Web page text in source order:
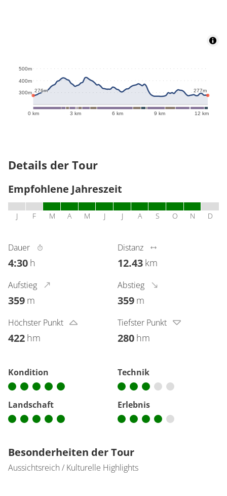
0 km 3 km 6 km 9 km 12 km
300m
400m
500m
276m 277m
Details der Tour
Empfohlene Jahreszeit
J F M A M J J A S O N D
Dauer
4:30 h
Distanz
12.43 km
Aufstieg
359 m
Abstieg
359 m
Höchster Punkt
422 hm
Tiefster Punkt
280 hm
Kondition Technik
Landschaft Erlebnis
Besonderheiten der Tour
Aussichtsreich / Kulturelle Highlights